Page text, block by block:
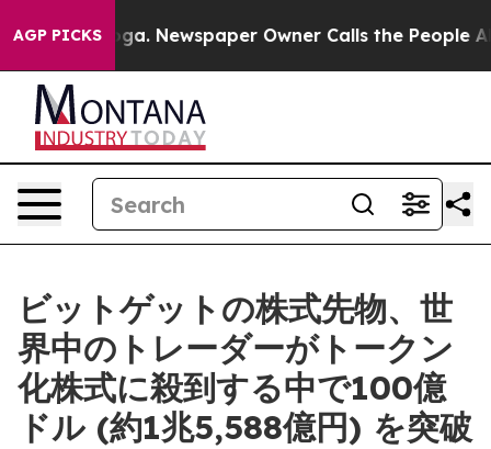
AGP PICKSNewspaper Owner Calls the People
ビットゲットの株式先物、世
界中のトレーダーがトークン
化株式に殺到する中で100億
ドル (約1兆5,588億円) を突破